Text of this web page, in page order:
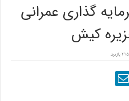
گذاری عمرانی
کیش
215 بازدید